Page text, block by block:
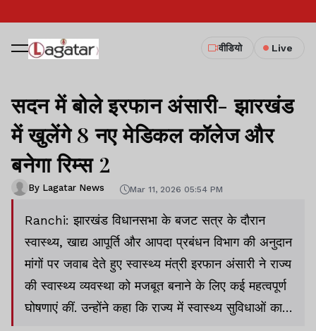
वीडियो Live
सदन में बोले इरफान अंसारी- झारखंड
में खुलेंगे 8 नए मेडिकल कॉलेज और
बनेगा रिम्स 2
By Lagatar News Mar 11, 2026 05:54 PM
Ranchi: झारखंड विधानसभा के बजट सत्र के दौरान
स्वास्थ्य, खाद्य आपूर्ति और आपदा प्रबंधन विभाग की अनुदान
मांगों पर जवाब देते हुए स्वास्थ्य मंत्री इरफान अंसारी ने राज्य
की स्वास्थ्य व्यवस्था को मजबूत बनाने के लिए कई महत्वपूर्ण
घोषणाएं कीं. उन्होंने कहा कि राज्य में स्वास्थ्य सुविधाओं का